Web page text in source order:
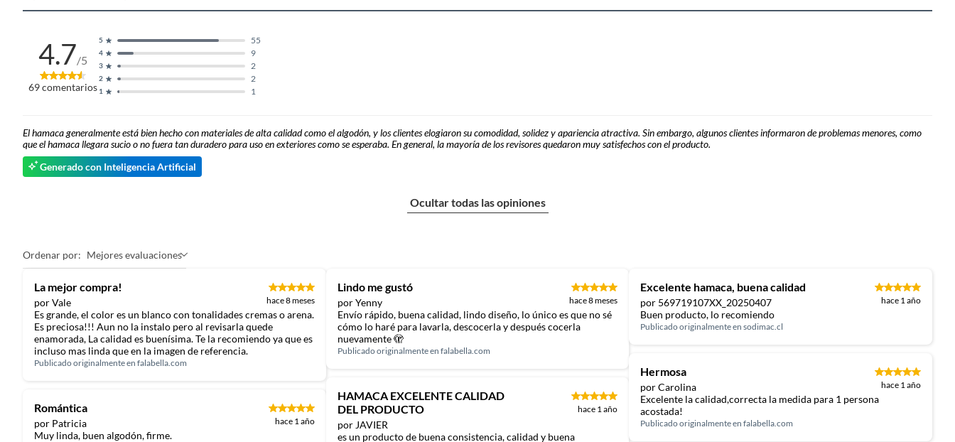
4.7/5
69comentarios 1 1
2 2
3 2
4 9
5 55
El hamaca generalmente está bien hecho con materiales de alta calidad como el algodón, y los clientes elogiaron su comodidad, solidez y apariencia atractiva. Sin embargo, algunos clientes informaron de problemas menores, como
que el hamaca llegara sucio o no fuera tan duradero para uso en exteriores como se esperaba. En general, la mayoría de los revisores quedaron muy satisfechos con el producto.
Generado con Inteligencia Artificial
Ocultar todas las opiniones
Ordenar por: Mejores evaluaciones
La mejor compra!
por Vale hace 8 meses
Es grande, el color es un blanco con tonalidades cremas o arena.
Es preciosa!!! Aun no la instalo pero al revisarla quede
enamorada, La calidad es buenísima. Te la recomiendo ya que es
incluso mas linda que en la imagen de referencia.
Publicado originalmente en falabella.com
Romántica
por Patricia hace 1 año
Muy linda, buen algodón, firme.
Lindo me gustó
por Yenny hace 8 meses
Envío rápido, buena calidad, lindo diseño, lo único es que no sé
cómo lo haré para lavarla, descocerla y después cocerla
nuevamente 🫣
Publicado originalmente en falabella.com
HAMACA EXCELENTE CALIDAD
DEL PRODUCTO
por JAVIER
hace 1 año
es un producto de buena consistencia, calidad y buena
Excelente hamaca, buena calidad
por 569719107XX_20250407 hace 1 año
Buen producto, lo recomiendo
Publicado originalmente ensodimac.cl
Hermosa
por Carolina hace 1 año
Excelente la calidad,correcta la medida para 1 persona
acostada!
Publicado originalmente enfalabella.com